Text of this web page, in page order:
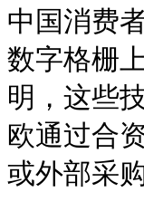
中国消费
数字格栅
明，这些
欧通过合
或外部采